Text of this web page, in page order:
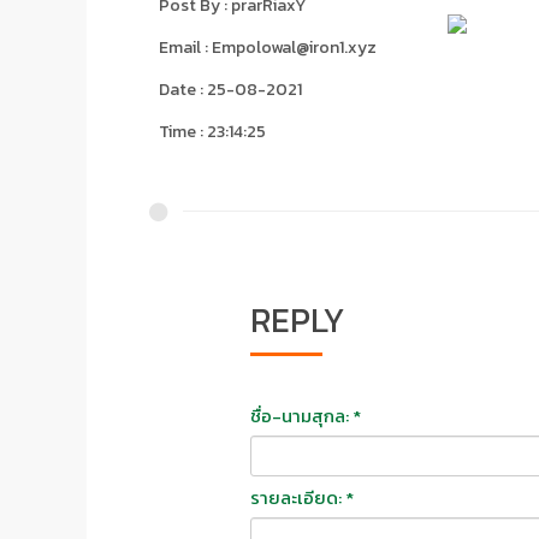
Post By : prarRiaxY
Email : Empolowal@iron1.xyz
Date : 25-08-2021
Time : 23:14:25
REPLY
ชื่อ-นามสุกล: *
รายละเอียด: *